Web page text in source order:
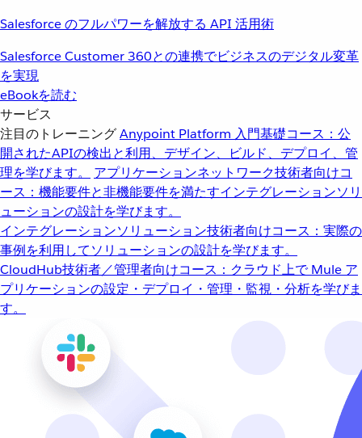
Salesforce のフルパワーを解放する API 活用術
Salesforce Customer 360との連携でビジネスのデジタル変革
を実現
eBookを読む
サービス
注目のトレーニングAnypoint Platform 入門基礎コース：公
開されたAPIの検出と利用、デザイン、ビルド、デプロイ、管
理を学びます。
アプリケーションネットワーク技術者向けコ
ース：機能要件と非機能要件を満たすインテグレーションソリ
ューションの設計を学びます。
インテグレーションソリューション技術者向けコース：実際の
事例を利用してソリューションの設計を学びます。
CloudHub技術者／管理者向けコース：クラウド上で Mule ア
プリケーションの設定・デプロイ・管理・監視・分析を学びま
す。